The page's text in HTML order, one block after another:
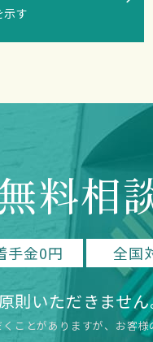
示す
料相
手金0円 全国
則いただきませ
ことがありますが、お客様